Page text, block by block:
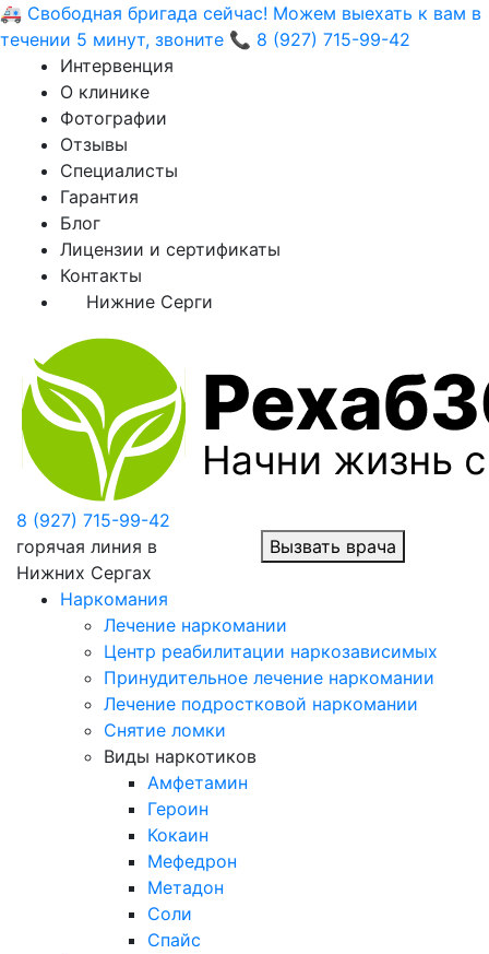
🚑 Свободная бригада сейчас! Можем выехать к вам в
течении 5 минут, звоните 📞 8 (927) 715-99-42
Интервенция
О клинике
Фотографии
Отзывы
Специалисты
Гарантия
Блог
Лицензии и сертификаты
Контакты
Нижние Серги
8 (927) 715-99-42
горячая линия в
Нижних Сергах
Вызвать врача
Наркомания
Лечение наркомании
Центр реабилитации наркозависимых
Принудительное лечение наркомании
Лечение подростковой наркомании
Снятие ломки
Виды наркотиков
Амфетамин
Героин
Кокаин
Мефедрон
Метадон
Соли
Спайс